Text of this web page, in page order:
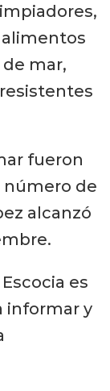
mar,
fueron
número de
alcanzó
es
informar y